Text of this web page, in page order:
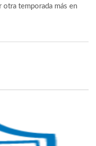
otra temporada más en